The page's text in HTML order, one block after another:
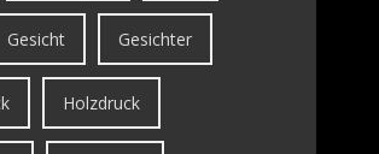
Gesicht Gesichter
Holzdruck